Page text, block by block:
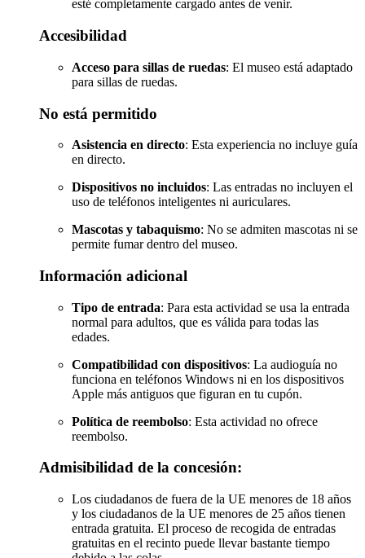
esté completamente cargado antes de venir.
Accesibilidad
Acceso para sillas de ruedas: El museo está adaptado
para sillas de ruedas.
No está permitido
Asistencia en directo: Esta experiencia no incluye guía
en directo.
Dispositivos no incluidos: Las entradas no incluyen el
uso de teléfonos inteligentes ni auriculares.
Mascotas y tabaquismo: No se admiten mascotas ni se
permite fumar dentro del museo.
Información adicional
Tipo de entrada: Para esta actividad se usa la entrada
normal para adultos, que es válida para todas las
edades.
Compatibilidad con dispositivos: La audioguía no
funciona en teléfonos Windows ni en los dispositivos
Apple más antiguos que figuran en tu cupón.
Política de reembolso: Esta actividad no ofrece
reembolso.
Admisibilidad de la concesión:
Los ciudadanos de fuera de la UE menores de 18 años
y los ciudadanos de la UE menores de 25 años tienen
entrada gratuita. El proceso de recogida de entradas
gratuitas en el recinto puede llevar bastante tiempo